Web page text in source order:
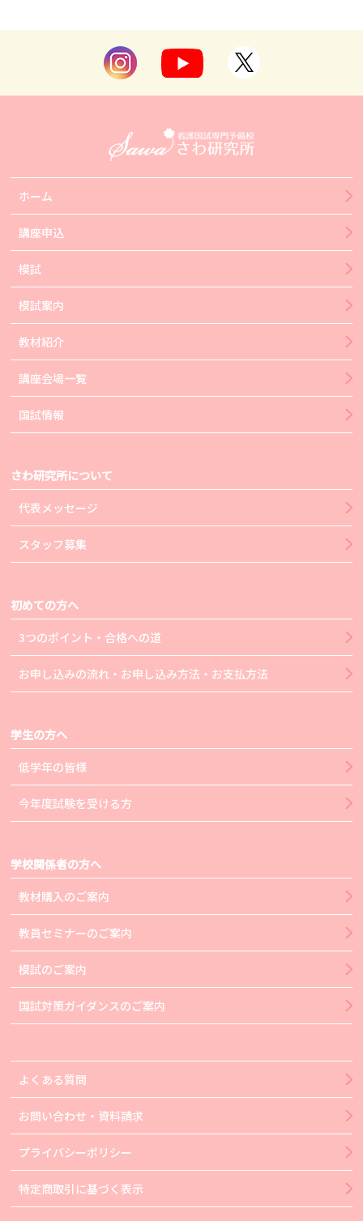
ホーム
講座申込
模試
模試案内
教材紹介
講座会場一覧
国試情報
さわ研究所について
代表メッセージ
スタッフ募集
初めての方へ
3つのポイント・合格への道
お申し込みの流れ・お申し込み方法・お支払方法
学生の方へ
低学年の皆様
今年度試験を受ける方
学校関係者の方へ
教材購入のご案内
教員セミナーのご案内
模試のご案内
国試対策ガイダンスのご案内
よくある質問
お問い合わせ・資料請求
プライバシーポリシー
特定商取引に基づく表示